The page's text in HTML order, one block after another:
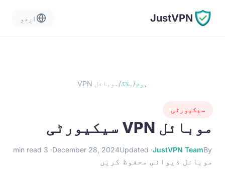
JustVPN اردو
ہوم/ بلاگ/موبائل VPN
سیکیورٹی
موبائل VPN سیکیورٹی
By
JustVPN Team
· Updated
December 28, 2024
· 3 min read
موبائل ڈیوائس محفوظ کریں